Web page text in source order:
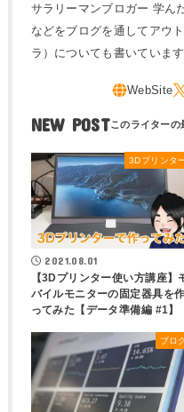
サラリーマンブロガー 学ん
などをブログを通してアウ
ラ）についても書いています
NEW POST
3Dプリンタ
2021.08.01
【3Dプリンター使い方講座】
バイルモニターの固定器具を作
ってみた【データ準備編 #1】
ブロ